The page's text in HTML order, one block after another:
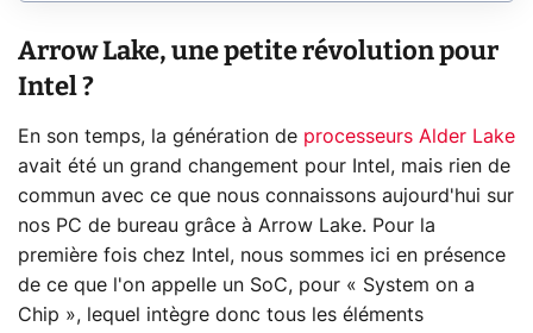
Arrow Lake, une petite révolution pour
Intel ?
En son temps, la génération de processeurs Alder Lake
avait été un grand changement pour Intel, mais rien de
commun avec ce que nous connaissons aujourd'hui sur
nos PC de bureau grâce à Arrow Lake. Pour la
première fois chez Intel, nous sommes ici en présence
de ce que l'on appelle un SoC, pour « System on a
Chip », lequel intègre donc tous les éléments